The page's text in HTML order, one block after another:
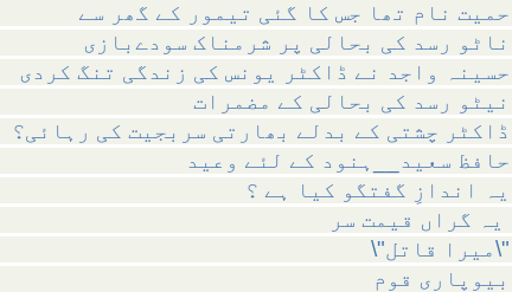
حمیت نام تھا جس کا گئی تیمور کے گھر سے
ناٹو رسد کی بحالی پر شرمناک سودےبازی
حسینہ واجد نے ڈاکٹر یونس کی زندگی تنگ کردی
نیٹو رسد کی بحالی کے مضمرات
ڈاکٹر چشتی کے بدلے بھارتی سربجیت کی رہائی؟
حافظ سعید__ہنود کے لئے وعید
یہ اندازِ گفتگو کیا ہے ؟
\"میرا قاتل\"
بیوپاری قوم